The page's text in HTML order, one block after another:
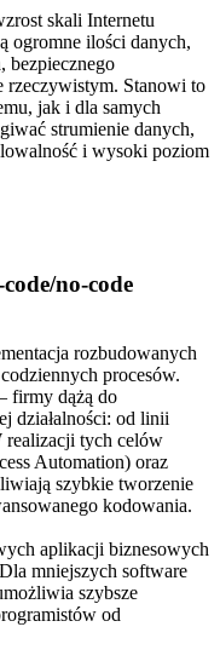
skali Internetu
ogromne ilości danych,
bezpiecznego
rzeczywistym. Stanowi to
jak i dla samych
strumienie danych,
i wysoki poziom
no-code
rozbudowanych
procesów.
firmy dążą do
działalności: od linii
tych celów
Automation) oraz
szybkie tworzenie
kodowania.
aplikacji biznesowych
mniejszych software
szybsze
od